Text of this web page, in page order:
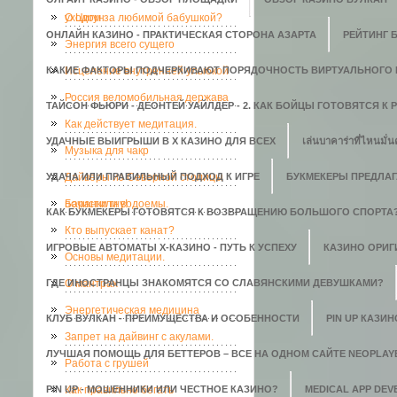
ОНЛАЙН КАЗИНО - ПРАКТИЧЕСКАЯ СТОРОНА АЗАРТА РЕЙТИНГ
КАКИЕ ФАКТОРЫ ПОДЧЕРКИВАЮТ ПОРЯДОЧНОСТЬ ВИРТУАЛЬНОГО
ТАЙСОН ФЬЮРИ - ДЕОНТЕЙ УАЙЛДЕР - 2. КАК БОЙЦЫ ГОТОВЯТСЯ К
УДАЧНЫЕ ВЫИГРЫШИ В X КАЗИНО ДЛЯ ВСЕХ เล่นบาคาร่าที่ไหนมั่น
УДАЧА ИЛИ ПРАВИЛЬНЫЙ ПОДХОД К ИГРЕ БУКМЕКЕРЫ
КАК БУКМЕКЕРЫ ГОТОВЯТСЯ К ВОЗВРАЩЕНИЮ БОЛЬШОГО
ИГРОВЫЕ АВТОМАТЫ Х-КАЗИНО - ПУТЬ К УСПЕХУ КАЗИНО
ГДЕ ИНОСТРАНЦЫ ЗНАКОМЯТСЯ СО СЛАВЯНСКИМИ ДЕВУШКАМИ?
КЛУБ ВУЛКАН - ПРЕИМУЩЕСТВА И ОСОБЕННОСТИ PIN UP
ЛУЧШАЯ ПОМОЩЬ ДЛЯ БЕТТЕРОВ – ВСЕ НА ОДНОМ САЙТЕ
PIN UP - МОШЕННИКИ ИЛИ ЧЕСТНОЕ КАЗИНО? MEDICAL APP
уходом за любимой бабушкой?
О Цигун
Энергия всего сущего
Исцеление внутренней улыбкой
Россия веломобильная держава
Как действует медитация.
Музыка для чакр
Дайверы из Северной столицы
почистили водоемы.
Баранки гну!
Кто выпускает канат?
Основы медитации.
О мантрах
Энергетическая медицина
Запрет на дайвинг с акулами.
Работа с грушей
Как правильно бегать